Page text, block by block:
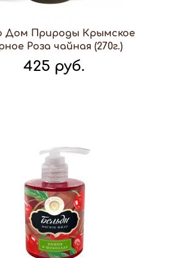
Дом Природы Крымское
Роза чайная (270г.)
425 руб.